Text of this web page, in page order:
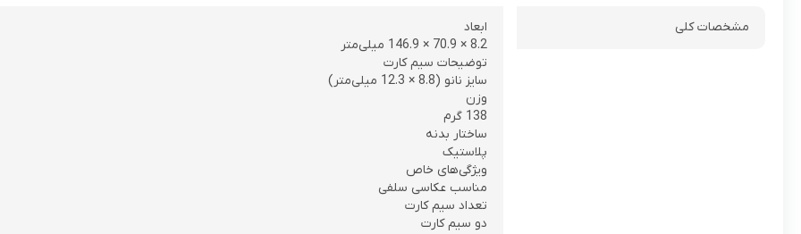
مشخصات کلی
ابعاد
8.2 × 70.9 × 146.9 میلی‌متر
توضیحات سیم کارت
سایز نانو (8.8 × 12.3 میلی‌متر)
وزن
138 گرم
ساختار بدنه
پلاستیک
ویژگی‌های خاص
مناسب عکاسی سلفی
تعداد سیم کارت
دو سیم کارت